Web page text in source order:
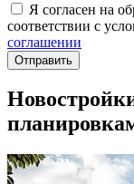
Я согласен на
соответствии с
соглашении